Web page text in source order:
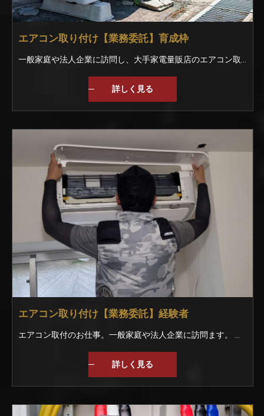
エアコン取り付け【業務委託】育成枠
詳しく見る
エアコン取り付け【業務委託】経験者
エアコン取付のお仕事。一般家庭や法人企業に訪問ます。 大手家電量販店が取引先ですので、毎年安定しています。 閑散期はエアコン以外のお仕事も有りますので、1年を通して稼働が可能です。
詳しく見る